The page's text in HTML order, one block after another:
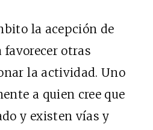
la acepción de
favorecer otras
la actividad. Uno
a quien cree que
y existen vías y